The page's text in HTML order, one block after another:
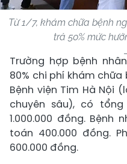
Từ 1/7, khám chữa bệnh
trả 50% mức
Trường hợp bệnh
80% chi phí khám
Bệnh viện Tim Hà Nội
chuyên sâu), có
1.000.000 đồng. Bệnh
toán 400.000 đồng.
600.000 đồng.